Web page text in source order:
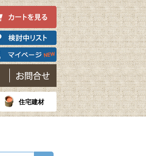
住宅建材